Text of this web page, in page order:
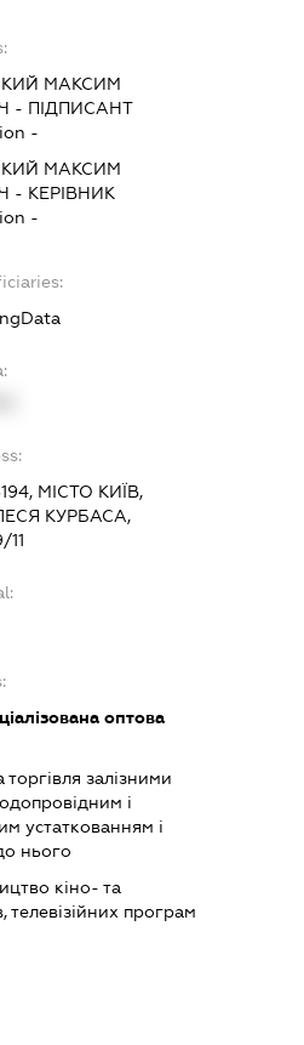
МАКСИМ
- ПІДПИСАНТ
-
МАКСИМ
- КЕРІВНИК
-
МІСТО КИЇВ,
КУРБАСА,
оптова
залізними
і
устаткованням і
нього
кіно- та
телевізійних програм